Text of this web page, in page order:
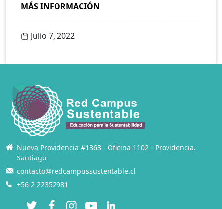
MÁS INFORMACIÓN
Julio 7, 2022
Nueva Providencia #1363 - Oficina 1102 - Providencia.
Santiago
contacto@redcampussustentable.cl
+56 2 22352981
Twitter FacebookInstagramYouTubeLinkedIn